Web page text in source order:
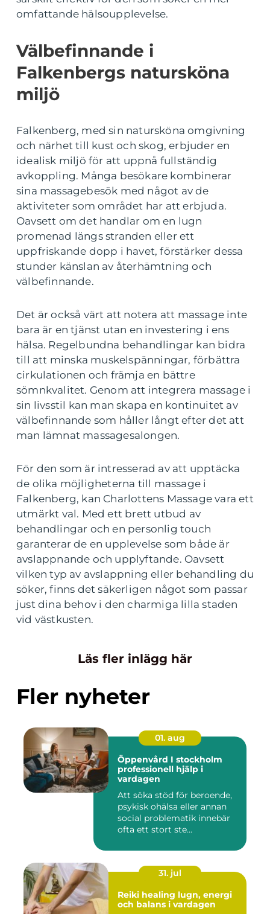
omfattande hälsoupplevelse.
Välbefinnande i
Falkenbergs natursköna
miljö
Falkenberg, med sin natursköna omgivning
och närhet till kust och skog, erbjuder en
idealisk miljö för att uppnå fullständig
avkoppling. Många besökare kombinerar
sina massagebesök med något av de
aktiviteter som området har att erbjuda.
Oavsett om det handlar om en lugn
promenad längs stranden eller ett
uppfriskande dopp i havet, förstärker dessa
stunder känslan av återhämtning och
välbefinnande.
Det är också värt att notera att massage inte
bara är en tjänst utan en investering i ens
hälsa. Regelbundna behandlingar kan bidra
till att minska muskelspänningar, förbättra
cirkulationen och främja en bättre
sömnkvalitet. Genom att integrera massage i
sin livsstil kan man skapa en kontinuitet av
välbefinnande som håller långt efter det att
man lämnat massagesalongen.
För den som är intresserad av att upptäcka
de olika möjligheterna till massage i
Falkenberg, kan Charlottens Massage vara ett
utmärkt val. Med ett brett utbud av
behandlingar och en personlig touch
garanterar de en upplevelse som både är
avslappnande och upplyftande. Oavsett
vilken typ av avslappning eller behandling du
söker, finns det säkerligen något som passar
just dina behov i den charmiga lilla staden
vid västkusten.
Läs fler inlägg här
Fler nyheter
01. aug
Öppenvård I stockholm
professionell hjälp i
vardagen
Att söka stöd för beroende,
psykisk ohälsa eller annan
social problematik innebär
ofta ett stort ste...
31. jul
Reiki healing lugn, energi
och balans i vardagen